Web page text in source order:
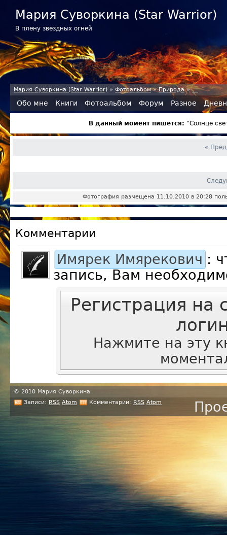
Мария Суворкина (Star Warrior)
В плену звездных огней
Мария Суворкина (Star Warrior) » Фотоальбом»Природа»...
Обо мне Книги Фотоальбом Форум Разное
В данный момент пишется: "Солнце
«
Фотография размещена 11.10.2010 в 20:28
Комментарии
Имярек Имярекович :
запись, Вам
Регистрация на
Нажмите на эту
© 2010 Мария Суворкина
Записи: RSS Atom Комментарии: RSS Atom